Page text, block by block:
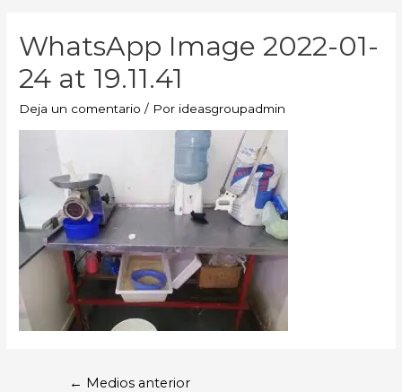
WhatsApp Image 2022-01-
24 at 19.11.41
Deja un comentario / Por ideasgroupadmin
← Medios anterior